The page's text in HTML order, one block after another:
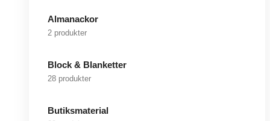
Almanackor
2 produkter
Block & Blanketter
28 produkter
Butiksmaterial